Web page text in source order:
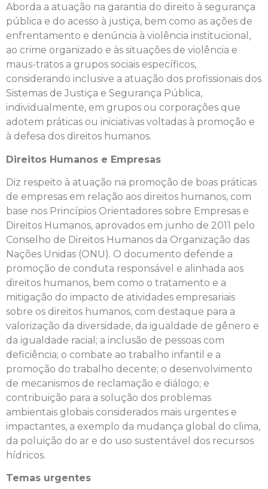
Aborda a atuação na garantia do direito à segurança
pública e do acesso à justiça, bem como as ações de
enfrentamento e denúncia à violência institucional,
ao crime organizado e às situações de violência e
maus-tratos a grupos sociais específicos,
considerando inclusive a atuação dos profissionais dos
Sistemas de Justiça e Segurança Pública,
individualmente, em grupos ou corporações que
adotem práticas ou iniciativas voltadas à promoção e
à defesa dos direitos humanos.
Direitos Humanos e Empresas
Diz respeito à atuação na promoção de boas práticas
de empresas em relação aos direitos humanos, com
base nos Princípios Orientadores sobre Empresas e
Direitos Humanos, aprovados em junho de 2011 pelo
Conselho de Direitos Humanos da Organização das
Nações Unidas (ONU). O documento defende a
promoção de conduta responsável e alinhada aos
direitos humanos, bem como o tratamento e a
mitigação do impacto de atividades empresariais
sobre os direitos humanos, com destaque para a
valorização da diversidade, da igualdade de gênero e
da igualdade racial; a inclusão de pessoas com
deficiência; o combate ao trabalho infantil e a
promoção do trabalho decente; o desenvolvimento
de mecanismos de reclamação e diálogo; e
contribuição para a solução dos problemas
ambientais globais considerados mais urgentes e
impactantes, a exemplo da mudança global do clima,
da poluição do ar e do uso sustentável dos recursos
hídricos.
Temas urgentes